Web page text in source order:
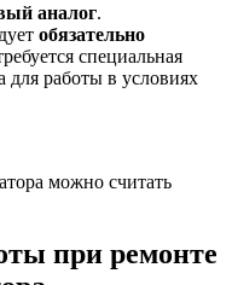
аналог.
обязательно
специальная
для работы в условиях
можно считать
при ремонте